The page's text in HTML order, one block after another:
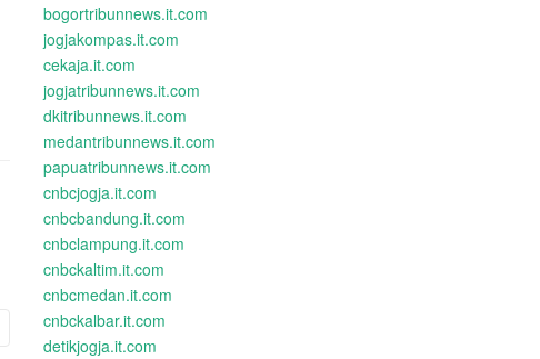
bogortribunnews.it.com
jogjakompas.it.com
cekaja.it.com
jogjatribunnews.it.com
dkitribunnews.it.com
medantribunnews.it.com
papuatribunnews.it.com
cnbcjogja.it.com
cnbcbandung.it.com
cnbclampung.it.com
cnbckaltim.it.com
cnbcmedan.it.com
cnbckalbar.it.com
detikjogja.it.com